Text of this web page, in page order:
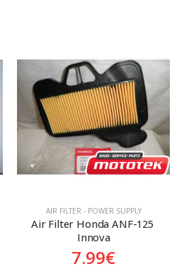
AIR FILTER - POWER SUPPLY
Air Filter Honda ANF-125
Innova
7.99€